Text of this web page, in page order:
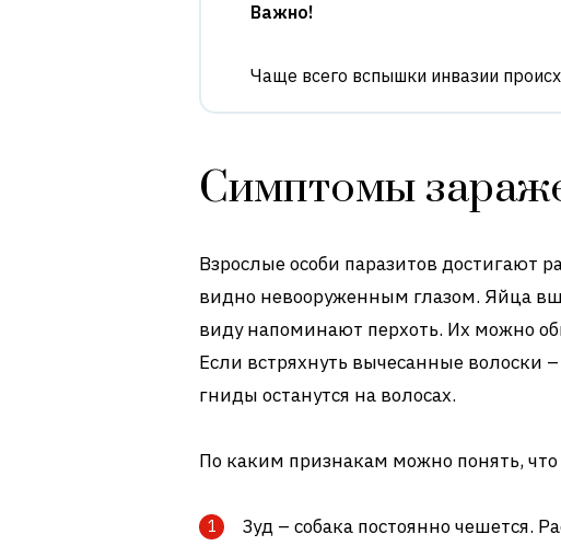
Важно!
Чаще всего вспышки инвазии
Симптомы
Взрослые особи паразитов достигают
видно невооруженным глазом. Яйца
виду напоминают перхоть. Их можно
Если встряхнуть вычесанные волоски
гниды останутся на волосах.
По каким признакам можно понять,
Зуд – собака постоянно чешется.